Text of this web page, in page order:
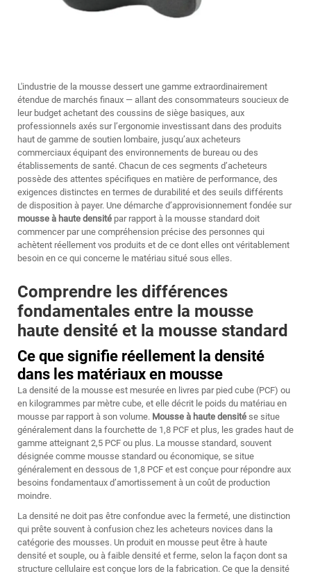
L'industrie de la mousse dessert une gamme extraordinairement
étendue de marchés finaux — allant des consommateurs soucieux de
leur budget achetant des coussins de siège basiques, aux
professionnels axés sur l’ergonomie investissant dans des produits
haut de gamme de soutien lombaire, jusqu’aux acheteurs
commerciaux équipant des environnements de bureau ou des
établissements de santé. Chacun de ces segments d’acheteurs
possède des attentes spécifiques en matière de performance, des
exigences distinctes en termes de durabilité et des seuils différents
de disposition à payer. Une démarche d’approvisionnement fondée sur
mousse à haute densité par rapport à la mousse standard doit
commencer par une compréhension précise des personnes qui
achètent réellement vos produits et de ce dont elles ont véritablement
besoin en ce qui concerne le matériau situé sous elles.
Comprendre les différences
fondamentales entre la mousse
haute densité et la mousse standard
Ce que signifie réellement la densité
dans les matériaux en mousse
La densité de la mousse est mesurée en livres par pied cube (PCF) ou
en kilogrammes par mètre cube, et elle décrit le poids du matériau en
mousse par rapport à son volume. Mousse à haute densité se situe
généralement dans la fourchette de 1,8 PCF et plus, les grades haut de
gamme atteignant 2,5 PCF ou plus. La mousse standard, souvent
désignée comme mousse standard ou économique, se situe
généralement en dessous de 1,8 PCF et est conçue pour répondre aux
besoins fondamentaux d’amortissement à un coût de production
moindre.
La densité ne doit pas être confondue avec la fermeté, une distinction
qui prête souvent à confusion chez les acheteurs novices dans la
catégorie des mousses. Un produit en mousse peut être à haute
densité et souple, ou à faible densité et ferme, selon la façon dont sa
structure cellulaire est conçue lors de la fabrication. Ce que la densité